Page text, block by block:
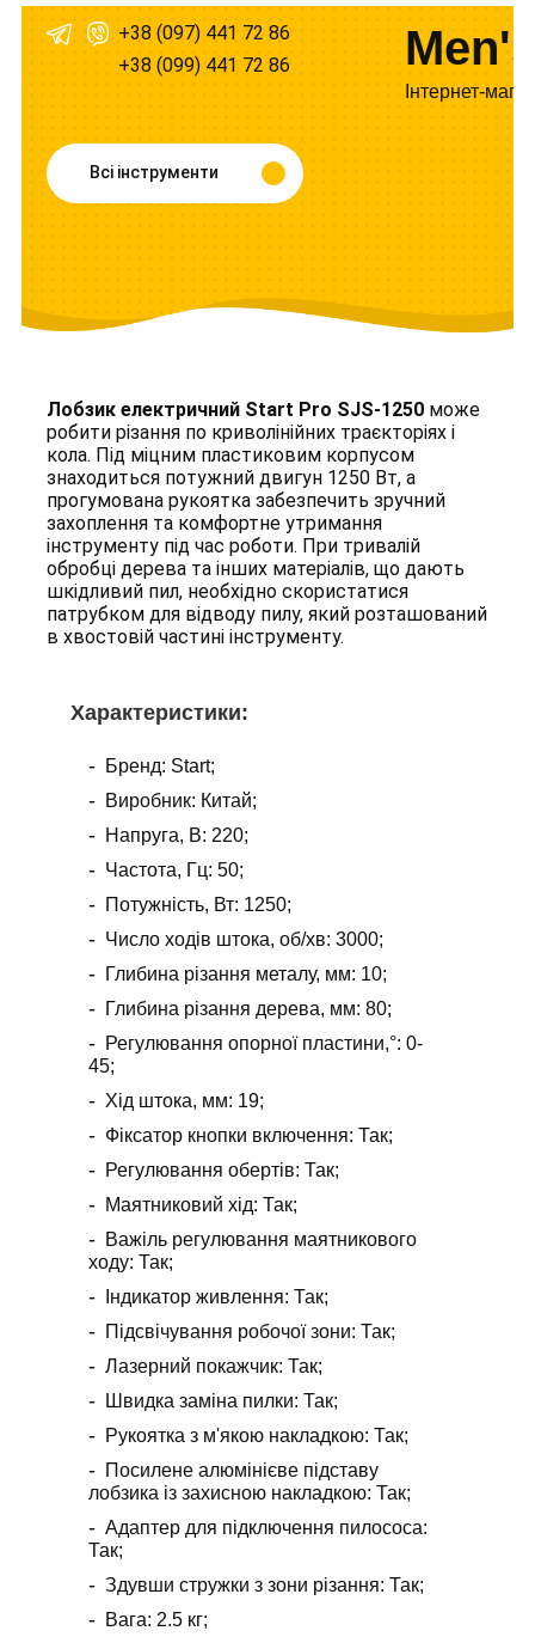
+38 (097) 441 72 86
+38 (099) 441 72 86
Інтернет-
Всі інструменти
Лобзик електричний Start Pro SJS-1250може
робити різання по криволінійних траєкторіях і
кола. Під міцним пластиковим корпусом
знаходиться потужний двигун 1250 Вт, а
прогумована рукоятка забезпечить зручний
захоплення та комфортне утримання
інструменту під час роботи. При тривалій
обробці дерева та інших матеріалів, що дають
шкідливий пил, необхідно скористатися
патрубком для відводу пилу, який розташований
в хвостовій частині інструменту.
Характеристики:
Бренд: Start;
Виробник: Китай;
Напруга, В: 220;
Частота, Гц: 50;
Потужність, Вт: 1250;
Число ходів штока, об/хв: 3000;
Глибина різання металу, мм: 10;
Глибина різання дерева, мм: 80;
Регулювання опорної пластини,°: 0-
45;
Хід штока, мм: 19;
Фіксатор кнопки включення: Так;
Регулювання обертів: Так;
Маятниковий хід: Так;
Важіль регулювання маятникового
ходу: Так;
Індикатор живлення: Так;
Підсвічування робочої зони: Так;
Лазерний покажчик: Так;
Швидка заміна пилки: Так;
Рукоятка з м'якою накладкою: Так;
Посилене алюмінієве підставу
лобзика із захисною накладкою: Так;
Адаптер для підключення пилососа:
Так;
Здувши стружки з зони різання: Так;
Вага: 2.5 кг;